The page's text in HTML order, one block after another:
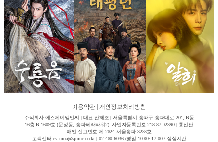
이용약관 개인정보처리방침
주식회사 에스제이엠엔씨 | 대표 안해조 | 서울특별시 송파구 송파대로 201, B동
16층 B-1609호 (문정동, 송파테라타워2) 사업자등록번호 218-87-02390 | 통신판
매업 신고번호 제-2024-서울송파-3233호
고객센터 cs_moa@sjmnc.co.kr | 02-400-6036 (평일 10:00~17:00 / 점심시간